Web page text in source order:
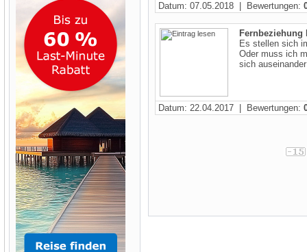
Datum: 07.05.2018 | Bewertungen:
Fernbeziehung
Es stellen sich
Oder muss ich
sich
Datum: 22.04.2017 | Bewertungen: